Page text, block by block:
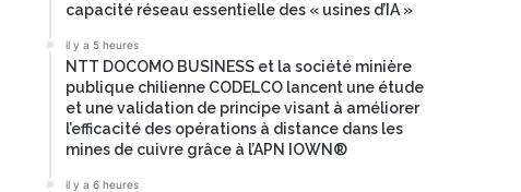
capacité réseau essentielle des « usines d’IA »
il y a 5 heures
NTT DOCOMO BUSINESS et la société minière
publique chilienne CODELCO lancent une étude
et une validation de principe visant à améliorer
l’efficacité des opérations à distance dans les
mines de cuivre grâce à l’APN IOWN®
il y a 6 heures